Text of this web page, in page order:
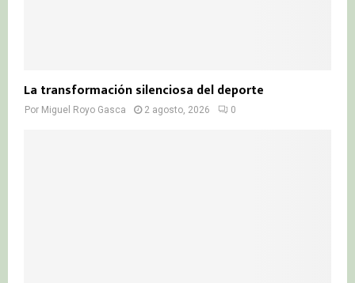
La transformación silenciosa del deporte
Por Miguel Royo Gasca 2 agosto, 2026 0